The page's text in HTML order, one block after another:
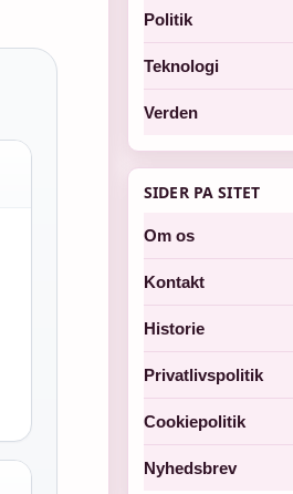
Politik
Teknologi
Verden
SIDER PA SITET
Om os
Kontakt
Historie
Privatlivspolitik
Cookiepolitik
Nyhedsbrev